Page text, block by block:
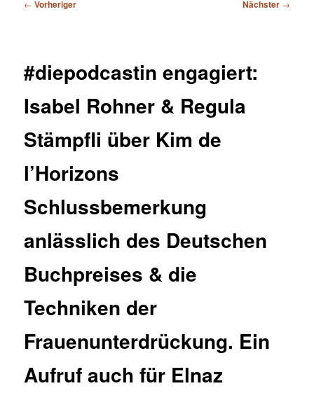
← Vorheriger Nächster →
#diepodcastin engagiert:
Isabel Rohner & Regula
Stämpfli über Kim de
l’Horizons
Schlussbemerkung
anlässlich des Deutschen
Buchpreises & die
Techniken der
Frauenunterdrückung. Ein
Aufruf auch für Elnaz